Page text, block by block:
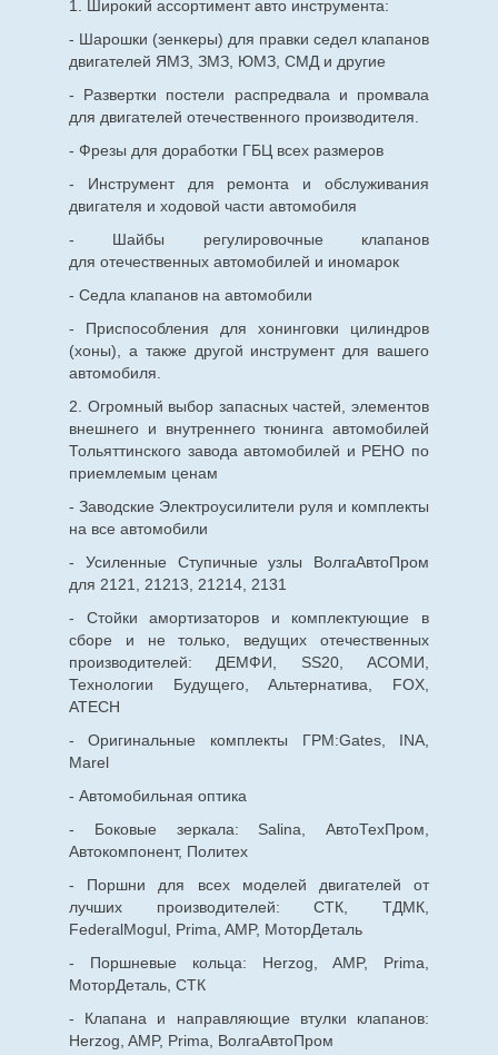
1. Широкий ассортимент авто инструмента:
- Шарошки (зенкеры) для правки седел клапанов
двигателей ЯМЗ, ЗМЗ, ЮМЗ, СМД и другие
- Развертки постели распредвала и промвала
для двигателей отечественного производителя.
- Фрезы для доработки ГБЦ всех размеров
- Инструмент для ремонта и обслуживания
двигателя и ходовой части автомобиля
- Шайбы регулировочные клапанов
для отечественныхавтомобилей и иномарок
- Седла клапанов на автомобили
- Приспособления для хонинговки цилиндров
(хоны), а также другой инструмент для вашего
автомобиля.
2. Огромный выбор запасных частей, элементов
внешнего и внутреннего тюнинга автомобилей
Тольяттинского завода автомобилей и РЕНО по
приемлемым ценам
- Заводские Электроусилители руля и комплекты
на все автомобили
- Усиленные Ступичные узлы ВолгаАвтоПром
для 2121, 21213, 21214, 2131
- Стойки амортизаторов и комплектующие в
сборе и не только, ведущих отечественных
производителей: ДЕМФИ, SS20, АСОМИ,
Технологии Будущего, Альтернатива, FOX,
ATECH
- Оригинальные комплекты ГРМ:Gates, INA,
Marel
- Автомобильная оптика
- Боковые зеркала: Salina, АвтоТехПром,
Автокомпонент, Политех
- Поршни для всех моделей двигателей от
лучших производителей: СТК, ТДМК,
FederalMogul, Prima, AMP, МоторДеталь
- Поршневые кольца: Herzog, AMP, Prima,
МоторДеталь, СТК
- Клапана и направляющие втулки клапанов:
Herzog, AMP, Prima, ВолгаАвтоПром